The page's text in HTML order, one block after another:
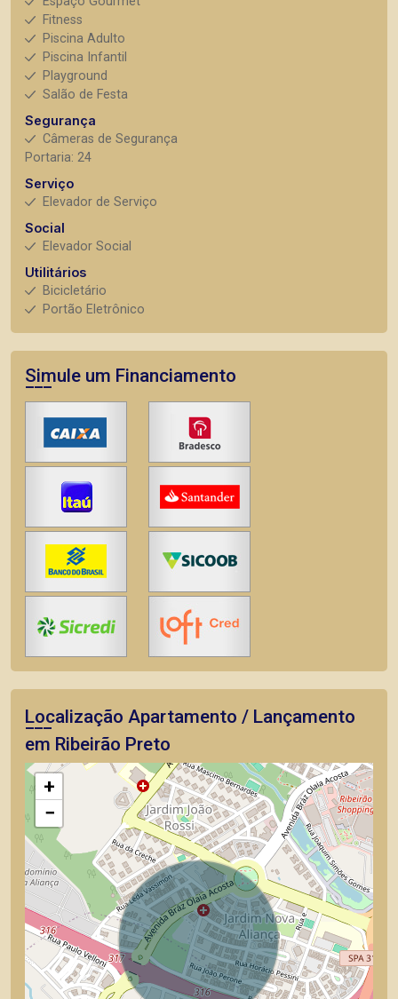
Fitness
Piscina Adulto
Piscina Infantil
Playground
Salão de Festa
Segurança
Câmeras de Segurança
Portaria: 24
Serviço
Elevador de Serviço
Social
Elevador Social
Utilitários
Bicicletário
Portão Eletrônico
Simule um Financiamento
Localização Apartamento / Lançamento
em Ribeirão Preto
+
−